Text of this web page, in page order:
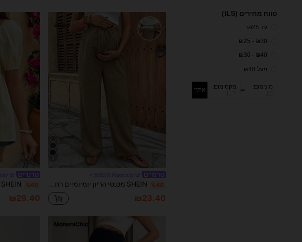
טווח מחירים (ILS)
עד ₪25
₪30 - ₪25
₪40 - ₪30
מעל ₪40
מינימום: מקסימום: אוקיי
%40 SHEIN מכנסי הריון יומיומיים רחבים עם קשירה מתכווננת במותן
₪23.40
%40
₪29.40